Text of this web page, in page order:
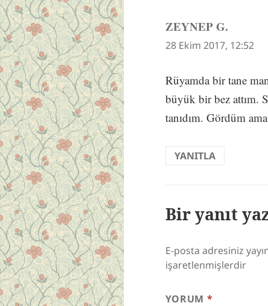
ZEYNEP G.
ki:
28 Ekim 2017, 12:52
Rüyamda bir tane
büyük bir bez attım.
tanıdım. Gördüm
YANITLA
Bir yanıt
E-posta adresiniz
işaretlenmişlerdir
YORUM *